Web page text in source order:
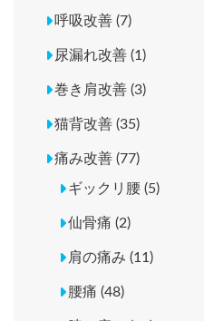
呼吸改善 (7)
尿漏れ改善 (1)
巻き肩改善 (3)
猫背改善 (35)
痛み改善 (77)
ギックリ腰 (5)
仙骨痛 (2)
肩の痛み (11)
腰痛 (48)